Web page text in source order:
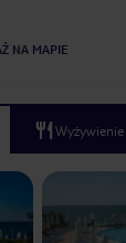
NA MAPIE
Wyżywienie